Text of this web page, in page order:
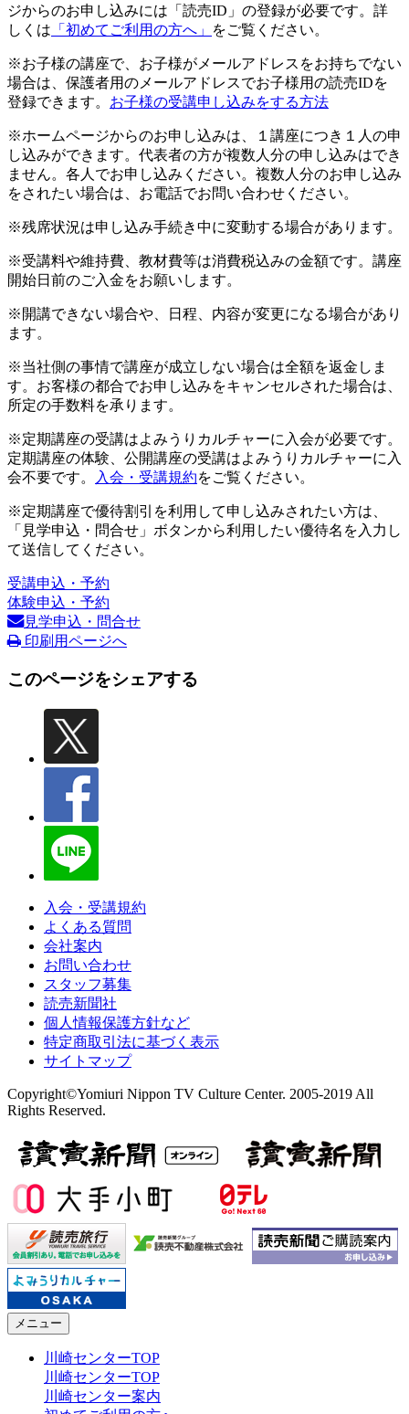
ジからのお申し込みには「読売ID」の登録が必要です。詳
しくは 「初めてご利用の方へ」 をご覧ください。
※お子様の講座で、お子様がメールアドレスをお持ちでない
場合は、保護者用のメールアドレスでお子様用の読売IDを
登録できます。 お子様の受講申し込みをする方法
※ホームページからのお申し込みは、１講座につき１人の申
し込みができます。代表者の方が複数人分の申し込みはでき
ません。各人でお申し込みください。複数人分のお申し込み
をされたい場合は、お電話でお問い合わせください。
※残席状況は申し込み手続き中に変動する場合があります。
※受講料や維持費、教材費等は消費税込みの金額です。講座
開始日前のご入金をお願いします。
※開講できない場合や、日程、内容が変更になる場合があり
ます。
※当社側の事情で講座が成立しない場合は全額を返金しま
す。お客様の都合でお申し込みをキャンセルされた場合は、
所定の手数料を承ります。
※定期講座の受講はよみうりカルチャーに入会が必要です。
定期講座の体験、公開講座の受講はよみうりカルチャーに入
会不要です。
入会・受講規約をご覧ください。
※定期講座で優待割引を利用して申し込みされたい方は、
「見学申込・問合せ」ボタンから利用したい優待名を入力し
て送信してください。
受講申込・予約
体験申込・予約
見学申込・問合せ
印刷用ページへ
このページをシェアする
入会・受講規約
よくある質問
会社案内
お問い合わせ
スタッフ募集
読売新聞社
個人情報保護方針など
特定商取引法に基づく表示
サイトマップ
Copyright©Yomiuri Nippon TV Culture Center. 2005-2019 All
Rights Reserved.
メニュー
川崎センターTOP
川崎センターTOP
川崎センター案内